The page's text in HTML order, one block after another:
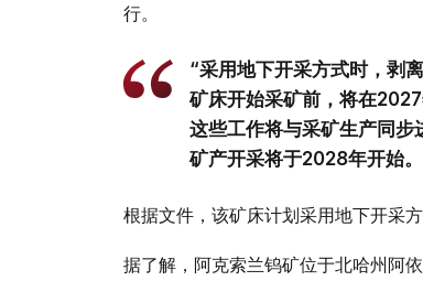
行。
“采用地下开采方式时，剥
矿床开始采矿前，将在
这些工作将与采矿生产同步
矿产开采将于2028年开始。
根据文件，该矿床计划采用地下开采方
据了解，阿克索兰钨矿位于北哈州阿